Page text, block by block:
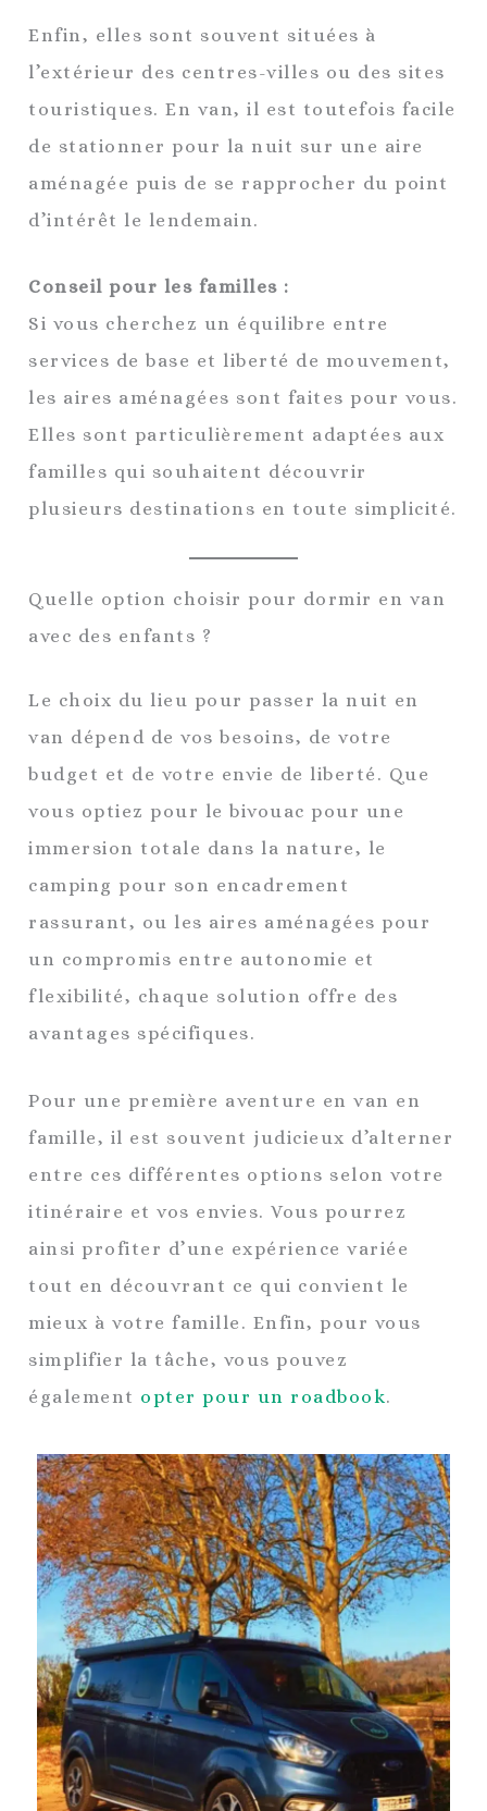
Enfin, elles sont souvent situées à
l’extérieur des centres-villes ou des sites
touristiques. En van, il est toutefois facile
de stationner pour la nuit sur une aire
aménagée puis de se rapprocher du point
d’intérêt le lendemain.
Conseil pour les familles :
Si vous cherchez un équilibre entre
services de base et liberté de mouvement,
les aires aménagées sont faites pour vous.
Elles sont particulièrement adaptées aux
familles qui souhaitent découvrir
plusieurs destinations en toute simplicité.
Quelle option choisir pour dormir en van
avec des enfants ?
Le choix du lieu pour passer la nuit en
van dépend de vos besoins, de votre
budget et de votre envie de liberté. Que
vous optiez pour le bivouac pour une
immersion totale dans la nature, le
camping pour son encadrement
rassurant, ou les aires aménagées pour
un compromis entre autonomie et
flexibilité, chaque solution offre des
avantages spécifiques.
Pour une première aventure en van en
famille, il est souvent judicieux d’alterner
entre ces différentes options selon votre
itinéraire et vos envies. Vous pourrez
ainsi profiter d’une expérience variée
tout en découvrant ce qui convient le
mieux à votre famille. Enfin, pour vous
simplifier la tâche, vous pouvez
également opter pour un roadbook.